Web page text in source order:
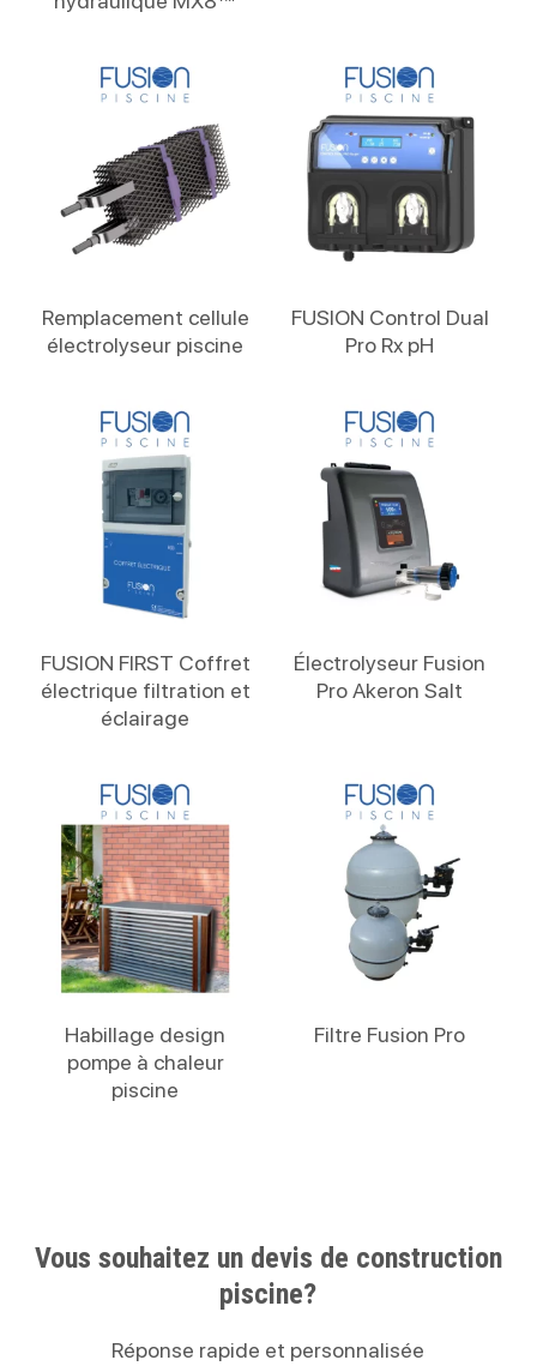
Remplacement cellule
électrolyseur piscine
FUSION Control Dual
Pro Rx pH
FUSION FIRST Coffret
électrique filtration et
éclairage
Électrolyseur Fusion
Pro Akeron Salt
Habillage design
pompe à chaleur
piscine
Filtre Fusion Pro
Vous souhaitez un devis de construction
piscine?
Réponse rapide et personnalisée